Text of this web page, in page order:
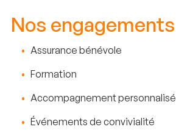
Nos engagements
Assurance bénévole
Formation
Accompagnement personnalisé
Événements de convivialité